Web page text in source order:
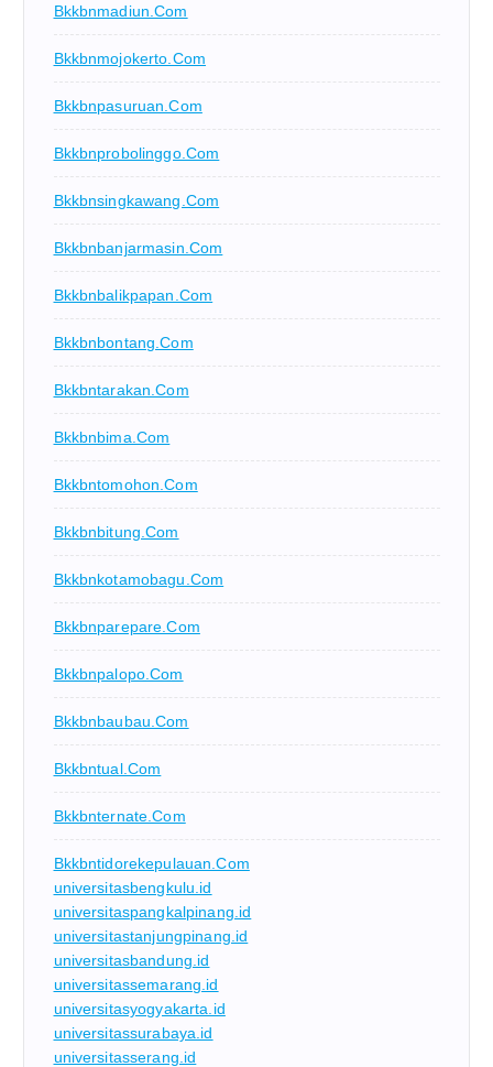
Bkkbnmadiun.com
Bkkbnmojokerto.com
Bkkbnpasuruan.com
Bkkbnprobolinggo.com
Bkkbnsingkawang.com
Bkkbnbanjarmasin.com
Bkkbnbalikpapan.com
Bkkbnbontang.com
Bkkbntarakan.com
Bkkbnbima.com
Bkkbntomohon.com
Bkkbnbitung.com
Bkkbnkotamobagu.com
Bkkbnparepare.com
Bkkbnpalopo.com
Bkkbnbaubau.com
Bkkbntual.com
Bkkbnternate.com
Bkkbntidorekepulauan.com
universitasbengkulu.id
universitaspangkalpinang.id
universitastanjungpinang.id
universitasbandung.id
universitassemarang.id
universitasyogyakarta.id
universitassurabaya.id
universitasserang.id